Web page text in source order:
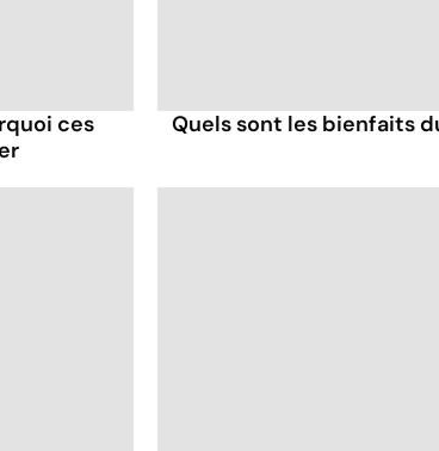
ces
Quels sont les bienfaits